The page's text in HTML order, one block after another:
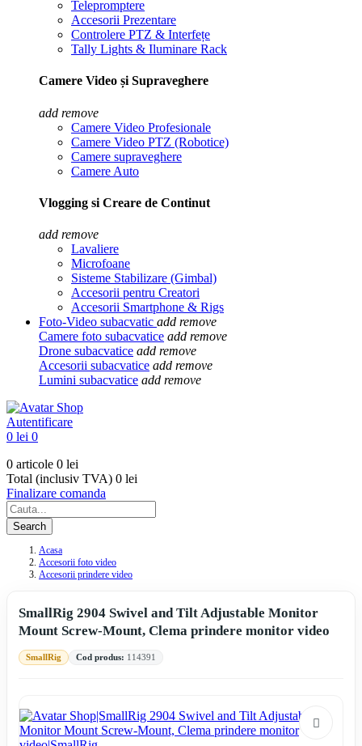
Telepromptere
Accesorii Prezentare
Controlere PTZ & Interfețe
Tally Lights & Iluminare Rack
Camere Video și Supraveghere
add remove
Camere Video Profesionale
Camere Video PTZ (Robotice)
Camere supraveghere
Camere Auto
Vlogging si Creare de Continut
add remove
Lavaliere
Microfoane
Sisteme Stabilizare (Gimbal)
Accesorii pentru Creatori
Accesorii Smartphone & Rigs
Foto-Video subacvatic add remove
Camere foto subacvatice add remove
Drone subacvatice add remove
Accesorii subacvatice add remove
Lumini subacvatice add remove
Autentificare
0 lei 0
0 articole 0 lei
Total (inclusiv TVA) 0 lei
Finalizare comanda
Search
Acasa
Accesorii foto video
Accesorii prindere video
SmallRig 2904 Swivel and Tilt Adjustable Monitor
Mount Screw-Mount, Clema prindere monitor video
SmallRig Cod produs: 114391